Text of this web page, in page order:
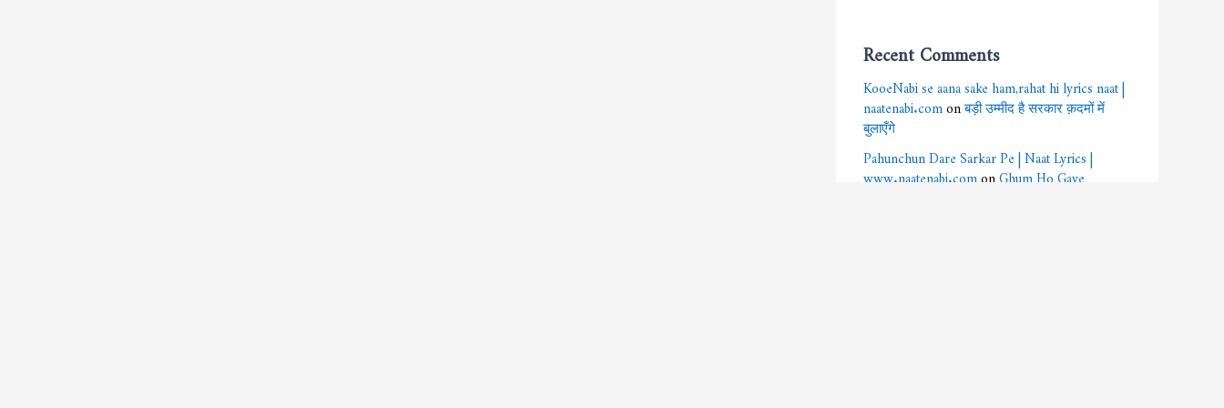
Recent Comments
KooeNabi se aana sake ham,rahat hi lyrics naat |
naatenabi.comonबड़ी उम्मीद है सरकार क़दमों में
बुलाएँगे
Pahunchun Dare Sarkar Pe | Naat Lyrics |
www.naatenabi.comonGhum Ho Gaye